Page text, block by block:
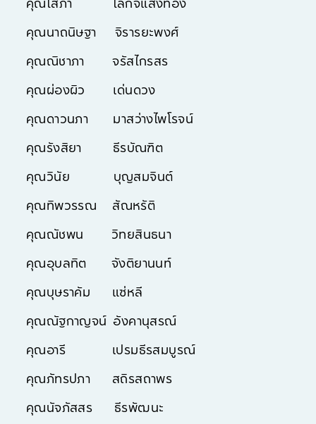
คุณโสภา โลกิจแสงทอง
คุณนาถนิษฐา จิรารยะพงศ์
คุณณิชาภา จรัสไกรสร
คุณผ่องผิว เด่นดวง
คุณดาวนภา มาสว่างไพโรจน์
คุณรังสิยา ธีรบัณฑิต
คุณวินัย บุญสมจินต์
คุณทิพวรรณ สัณหรัติ​
คุณณัชพน วิทยสินธนา
คุณอุบลทิต จังติยานนท์
คุณบุษราคัม แซ่หลี
คุณณัฐกาญจน์ อังคานุสรณ์
คุณอารี เปรมธีรสมบูรณ์
คุณภัทรปภา สถิรสถาพร
คุณนัจภัสสร ธีรพัฒนะ